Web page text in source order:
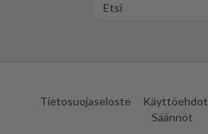
Tietosuojaseloste Käyttöehdot
Säännöt